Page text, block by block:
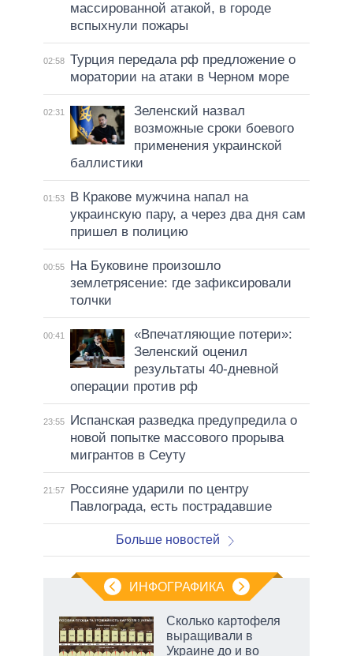
массированной атакой, в городе
вспыхнули пожары
02:58 Турция передала рф предложение о
моратории на атаки в Черном море
02:31
Зеленский назвал
возможные сроки боевого
применения украинской
баллистики
01:53
В Кракове мужчина напал на
украинскую пару, а через два дня сам
пришел в полицию
00:55
На Буковине произошло
землетрясение: где зафиксировали
толчки
00:41
«Впечатляющие потери»:
Зеленский оценил
результаты 40-дневной
операции против рф
23:55
Испанская разведка предупредила о
новой попытке массового прорыва
мигрантов в Сеуту
21:57
Россияне ударили по центру
Павлограда, есть пострадавшие
Больше новостей
ИНФОГРАФИКА
Сколько картофеля
выращивали в
Украине до и во